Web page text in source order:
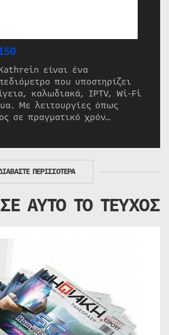
είναι ένα
που υποστηρίζει
καλωδιακά, IPTV, Wi-Fi
Με λειτουργίες όπως
σε πραγματικό χρόν…
ΠΕΡΙΣΣΟΤΕΡΑ
ΣΕ ΑΥΤΟ ΤΟ ΤΕΥΧΟΣ